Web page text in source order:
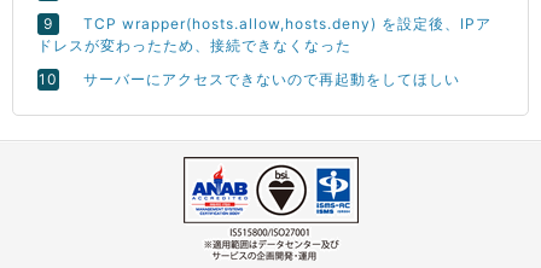
TCP wrapper(hosts.allow,hosts.deny) を設定後、IPア
ドレスが変わったため、接続できなくなった
サーバーにアクセスできないので再起動をしてほしい